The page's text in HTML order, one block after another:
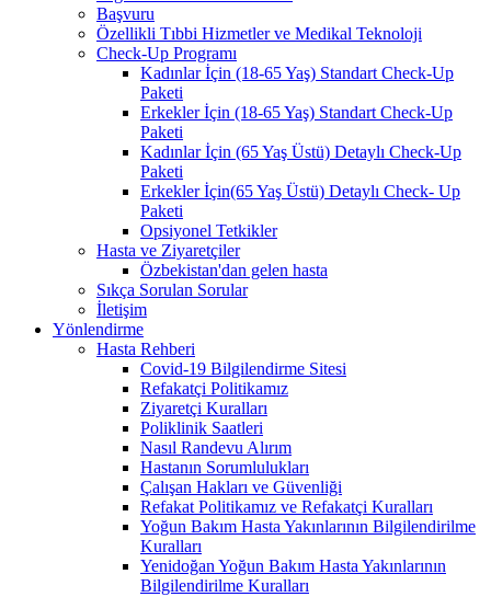
Başvuru
Özellikli Tıbbi Hizmetler ve Medikal Teknoloji
Check-Up Programı
Kadınlar İçin (18-65 Yaş) Standart Check-Up
Paketi
Erkekler İçin (18-65 Yaş) Standart Check-Up
Paketi
Kadınlar İçin (65 Yaş Üstü) Detaylı Check-Up
Paketi
Erkekler İçin(65 Yaş Üstü) Detaylı Check- Up
Paketi
Opsiyonel Tetkikler
Hasta ve Ziyaretçiler
Özbekistan'dan gelen hasta
Sıkça Sorulan Sorular
İletişim
Yönlendirme
Hasta Rehberi
Covid-19 Bilgilendirme Sitesi
Refakatçi Politikamız
Ziyaretçi Kuralları
Poliklinik Saatleri
Nasıl Randevu Alırım
Hastanın Sorumlulukları
Çalışan Hakları ve Güvenliği
Refakat Politikamız ve Refakatçi Kuralları
Yoğun Bakım Hasta Yakınlarının Bilgilendirilme
Kuralları
Yenidoğan Yoğun Bakım Hasta Yakınlarının
Bilgilendirilme Kuralları